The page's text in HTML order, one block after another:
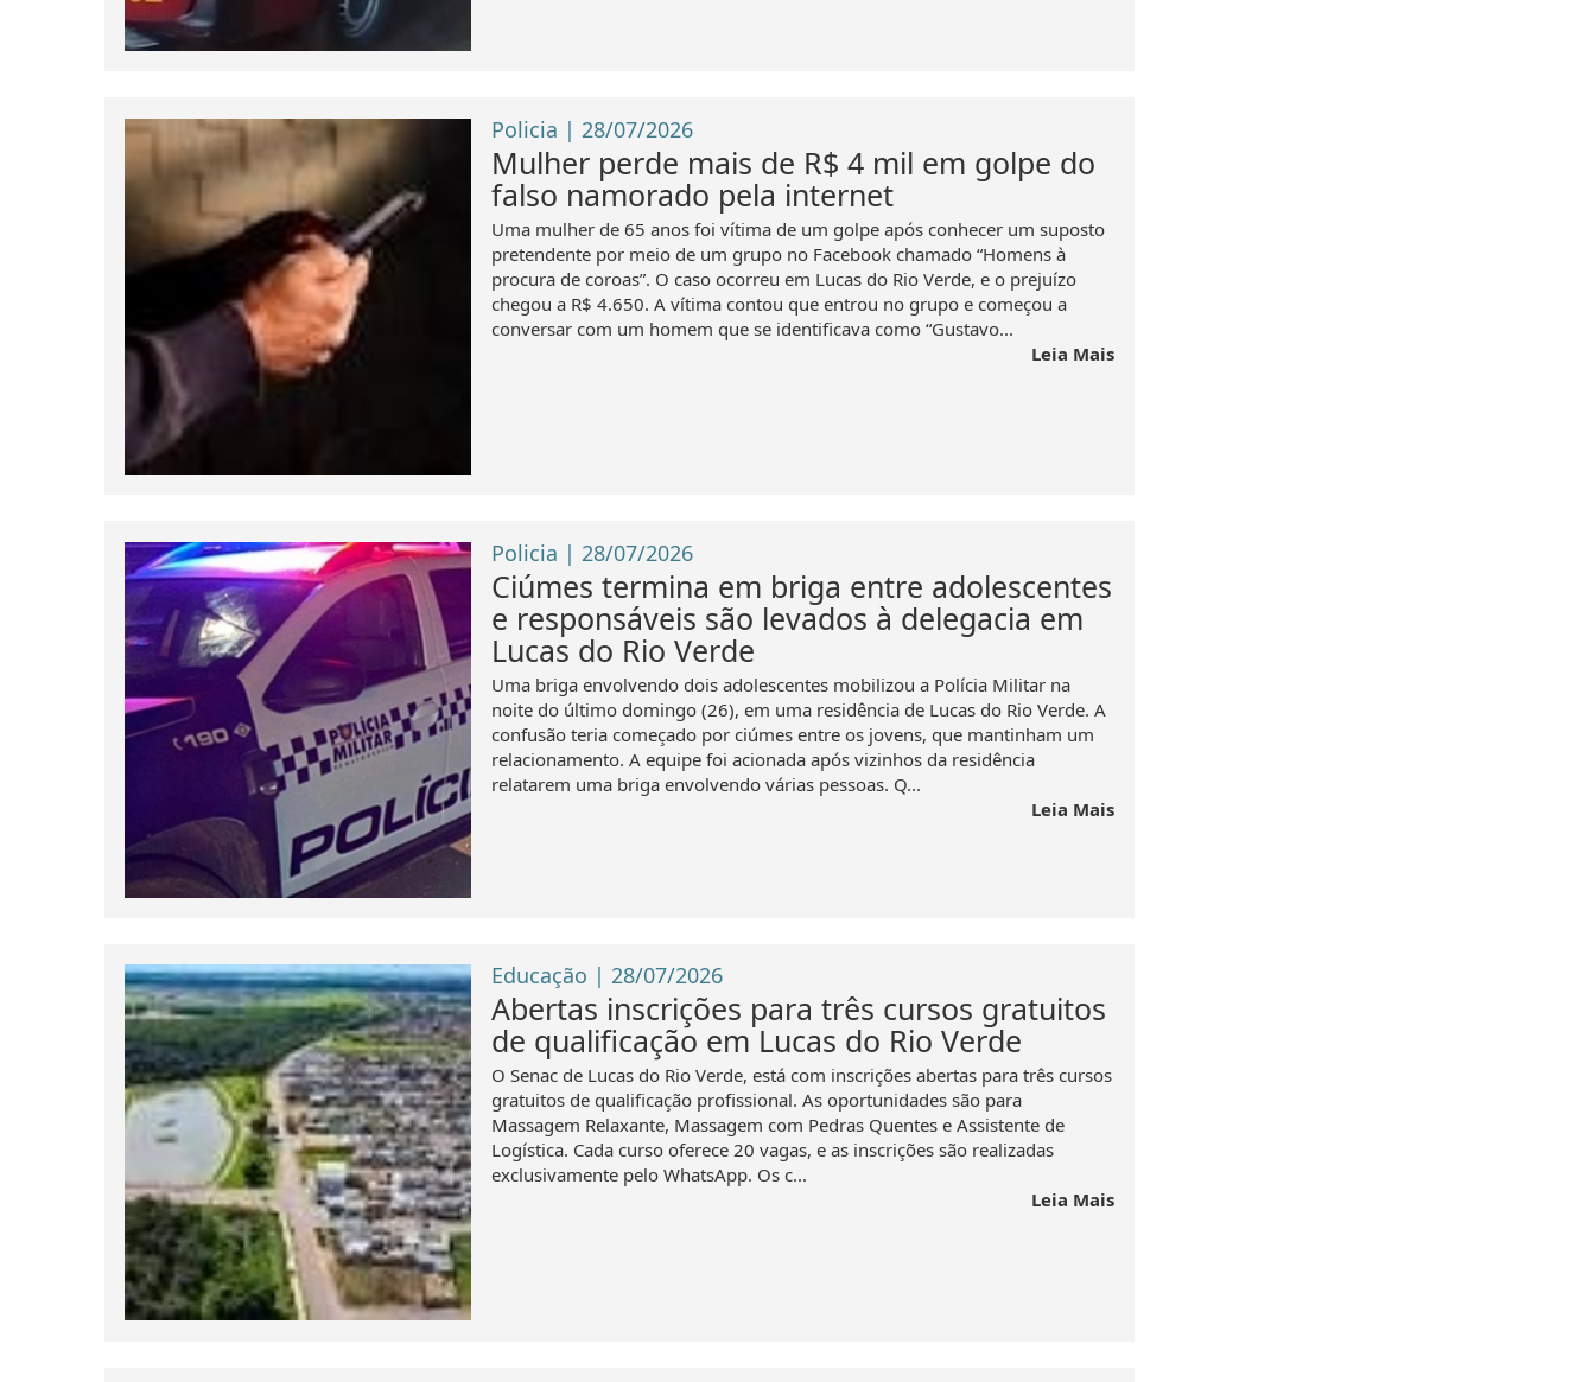
Policia | 28/07/2026
Mulher perde mais de R$ 4 mil em golpe do
falso namorado pela internet
Uma mulher de 65 anos foi vítima de um golpe após conhecer um suposto
pretendente por meio de um grupo no Facebook chamado “Homens à
procura de coroas”. O caso ocorreu em Lucas do Rio Verde, e o prejuízo
chegou a R$ 4.650. A vítima contou que entrou no grupo e começou a
conversar com um homem que se identificava como “Gustavo...
Leia Mais
Policia | 28/07/2026
Ciúmes termina em briga entre adolescentes
e responsáveis são levados à delegacia em
Lucas do Rio Verde
Uma briga envolvendo dois adolescentes mobilizou a Polícia Militar na
noite do último domingo (26), em uma residência de Lucas do Rio Verde. A
confusão teria começado por ciúmes entre os jovens, que mantinham um
relacionamento. A equipe foi acionada após vizinhos da residência
relatarem uma briga envolvendo várias pessoas. Q...
Leia Mais
Educação | 28/07/2026
Abertas inscrições para três cursos gratuitos
de qualificação em Lucas do Rio Verde
O Senac de Lucas do Rio Verde, está com inscrições abertas para três cursos
gratuitos de qualificação profissional. As oportunidades são para
Massagem Relaxante, Massagem com Pedras Quentes e Assistente de
Logística. Cada curso oferece 20 vagas, e as inscrições são realizadas
exclusivamente pelo WhatsApp. Os c...
Leia Mais